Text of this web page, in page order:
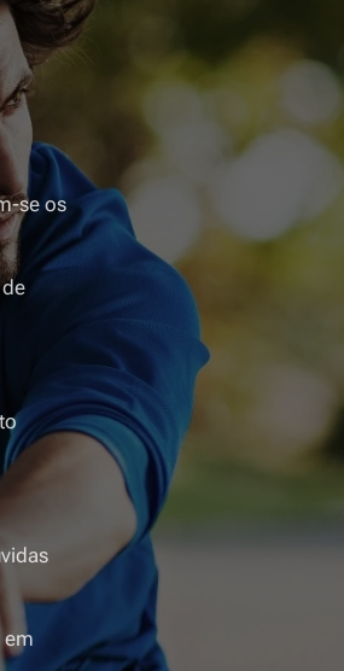
se os
em